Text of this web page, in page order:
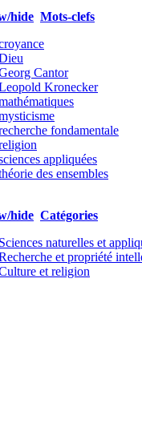
Mots-clefs
Cantor
Kronecker
fondamentale
appliquées
des ensembles
Catégories
Sciences naturelles et
et propriété
et religion